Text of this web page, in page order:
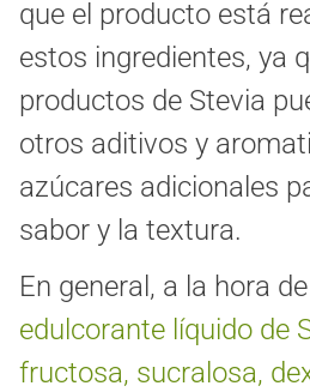
que el producto está
estos ingredientes, ya
productos de Stevia
otros aditivos y
azúcares adicionales
sabor y la textura.
En general, a la hora
edulcorante líquido de
fructosa, sucralosa,